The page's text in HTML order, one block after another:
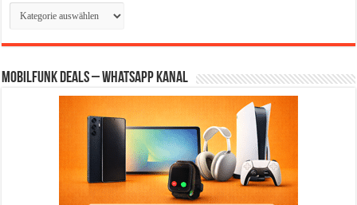
Kategorien
Mobilfunk Deals – WhatsApp Kanal